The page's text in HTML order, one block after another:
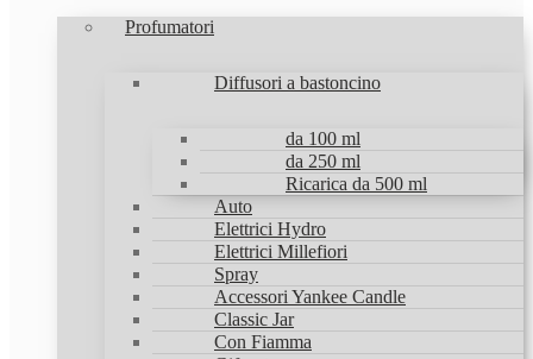
Profumatori
Diffusori a bastoncino
da 100 ml
da 250 ml
Ricarica da 500 ml
Auto
Elettrici Hydro
Elettrici Millefiori
Spray
Accessori Yankee Candle
Classic Jar
Con Fiamma